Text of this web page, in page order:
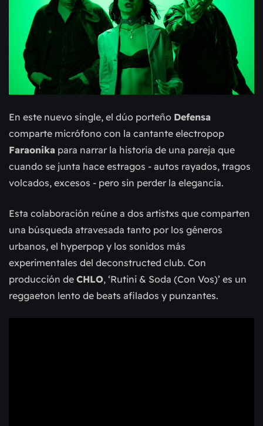
En este nuevo single, el dúo porteño Defensa
comparte micrófono con la cantante electropop
Faraonika para narrar la historia de una pareja que
cuando se junta hace estragos - autos rayados, tragos
volcados, excesos - pero sin perder la elegancia.
Esta colaboración reúne a dos artistxs que comparten
una búsqueda atravesada tanto por los géneros
urbanos, el hyperpop y los sonidos más
experimentales del deconstructed club. Con
producción de CHLO, ‘Rutini & Soda (Con Vos)’ es un
reggaeton lento de beats afilados y punzantes.